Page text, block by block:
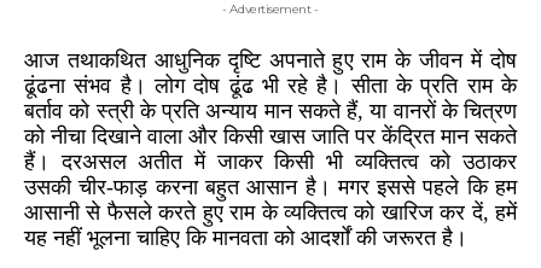
- Advertisement -
आज तथाकथित आधुनिक दृष्टि अपनाते हुए राम के जीवन में दोष
ढूंढना संभव है। लोग दोष ढूंढ भी रहे है। सीता के प्रति राम के
बर्ताव को स्त्री के प्रति अन्याय मान सकते हैं, या वानरों के चित्रण
को नीचा दिखाने वाला और किसी खास जाति पर केंद्रित मान सकते
हैं। दरअसल अतीत में जाकर किसी भी व्यक्तित्व को उठाकर
उसकी चीर-फाड़ करना बहुत आसान है। मगर इससे पहले कि हम
आसानी से फैसले करते हुए राम के व्यक्तित्व को खारिज कर दें, हमें
यह नहीं भूलना चाहिए कि मानवता को आदर्शों की जरूरत है।